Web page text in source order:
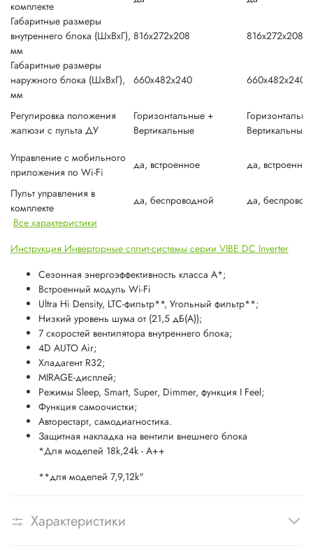
комплекте
Габаритные размеры
внутреннего блока (ШxВxГ),
мм
816x272x208 816x272x208
Габаритные размеры
наружного блока (ШxВxГ),
мм
660x482x240 660x482x240
Регулировка положения
жалюзи с пульта ДУ
Горизонтальные +
Вертикальные
Вертикальные
Управление c мобильного
приложения по Wi-Fi
да, встроенное да, встроенное
Пульт управления в
комплекте
да, беспроводной
да,
Все характеристики
Инструкция Инверторные сплит-системы серии VIBE DC Inverter
Сезонная энергоэффективность класса А*;
Встроенный модуль Wi-Fi
Ultra Hi Density, LTC-фильтр**, Угольный фильтр**;
Низкий уровень шума от (21,5 дБ(А));
7 скоростей вентилятора внутреннего блока;
4D AUTO Air;
Хладагент R32;
MIRAGE-дисплей;
Режимы Sleep, Smart, Super, Dimmer, функция I Feel;
Функция самоочистки;
Авторестарт, самодиагностика.
Защитная накладка на вентили внешнего блока
*Для моделей 18k,24k - A++
**для моделей 7,9,12k"
Характеристики